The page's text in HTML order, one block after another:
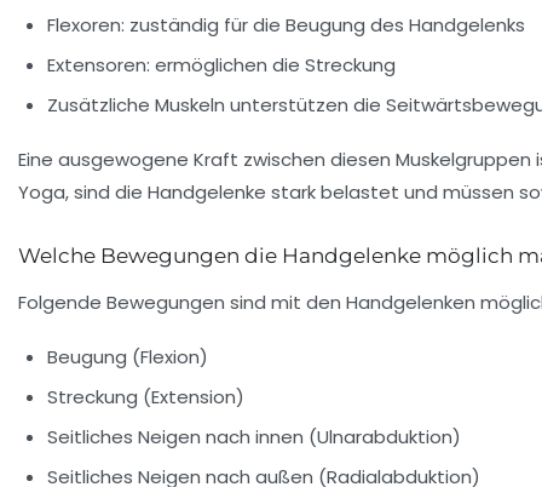
Flexoren: zuständig für die Beugung des Handgelenks
Extensoren: ermöglichen die Streckung
Zusätzliche Muskeln unterstützen die
Eine ausgewogene Kraft zwischen diesen
Yoga, sind die Handgelenke stark belastet und müssen
Welche Bewegungen die Handgelenke möglich
Folgende Bewegungen sind mit den Handgelenken
Beugung (Flexion)
Streckung (Extension)
Seitliches Neigen nach innen (Ulnarabduktion)
Seitliches Neigen nach außen (Radialabduktion)